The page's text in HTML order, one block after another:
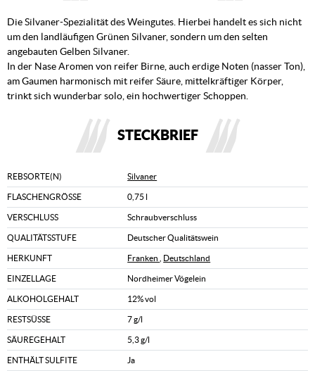
Die Silvaner-Spezialität des Weingutes. Hierbei handelt es sich nicht
um den landläufigen Grünen Silvaner, sondern um den selten
angebauten Gelben Silvaner.
In der Nase Aromen von reifer Birne, auch erdige Noten (nasser Ton),
am Gaumen harmonisch mit reifer Säure, mittelkräftiger Körper,
trinkt sich wunderbar solo, ein hochwertiger Schoppen.
STECKBRIEF
REBSORTE(N) Silvaner
FLASCHENGRÖSSE 0,75 l
VERSCHLUSS Schraubverschluss
QUALITÄTSSTUFE Deutscher Qualitätswein
HERKUNFT Franken Deutschland
EINZELLAGE Nordheimer Vögelein
ALKOHOLGEHALT 12% vol
RESTSÜSSE 7 g/l
SÄUREGEHALT 5,3 g/l
ENTHÄLT SULFITE Ja